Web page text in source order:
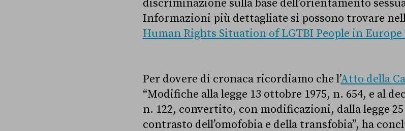
discriminazione sulla base dell’orientamento
Informazioni più dettagliate si possono trovare
Human Rights Situation of LGTBI People in Europe
Per dovere di cronaca ricordiamo che l’Atto della
“Modifiche alla legge 13 ottobre 1975, n. 654, e al
n. 122, convertito, con modificazioni, dalla legge
contrasto dell’omofobia e della transfobia”, ha